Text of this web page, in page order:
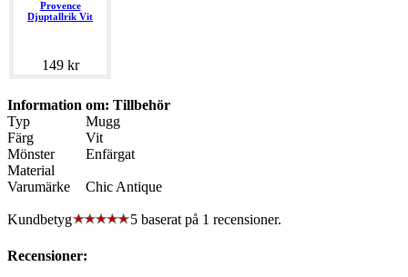
Provence
Djuptallrik Vit
149 kr
Information om: Tillbehör
Typ
Mugg
Färg
Vit
Mönster
Enfärgat
Material
Varumärke
Chic Antique
Kundbetyg 5 baserat på 1 recensioner.
Recensioner: